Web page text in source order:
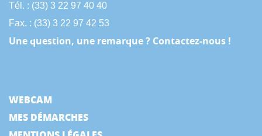
Tél. : (33) 3 22 97 40 40
Fax. : (33) 3 22 97 42 53
Une question, une remarque ? Contactez-nous !
WEBCAM
MES DÉMARCHES